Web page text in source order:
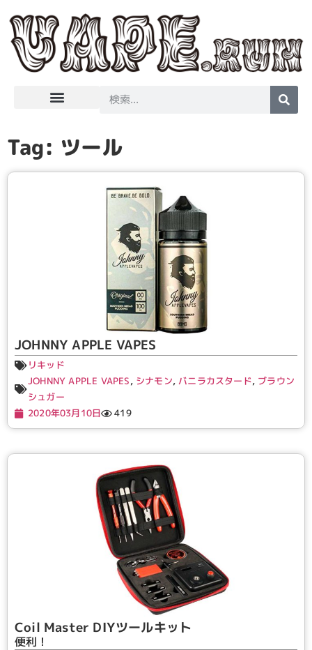
Tag: ツール
JOHNNY APPLE VAPES
リキッド
JOHNNY APPLE VAPES, シナモン,バニラカスタード, ブラウン
シュガー
2020年03月10日
419
Coil Master DIYツールキット
便利！